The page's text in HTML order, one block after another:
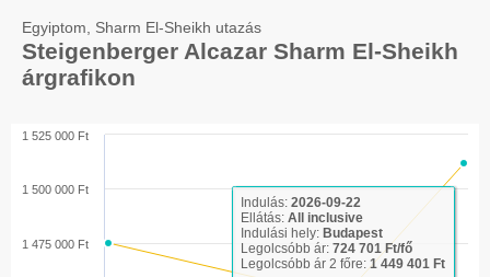
Egyiptom, Sharm El-Sheikh utazás
Steigenberger Alcazar Sharm El-Sheikh
árgrafikon
1 500 000 Ft
1 475 000 Ft
1 525 000 Ft
Indulás: 2026-09-22
Ellátás: All inclusive
Indulási hely: Budapest
Legolcsóbb ár: 724 701 Ft/fő
Legolcsóbb ár 2 főre: 1 449 401 Ft